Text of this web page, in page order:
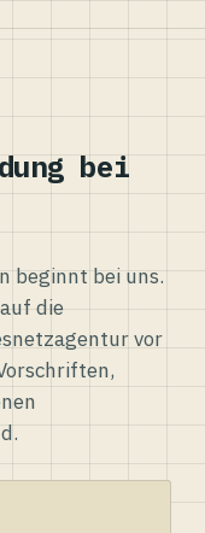
bei
beginnt bei uns.
die
vor